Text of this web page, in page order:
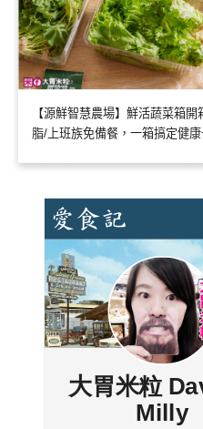
【源鮮智慧農場】鮮活蔬菜箱
脂/上班族免備餐，一箱搞定健